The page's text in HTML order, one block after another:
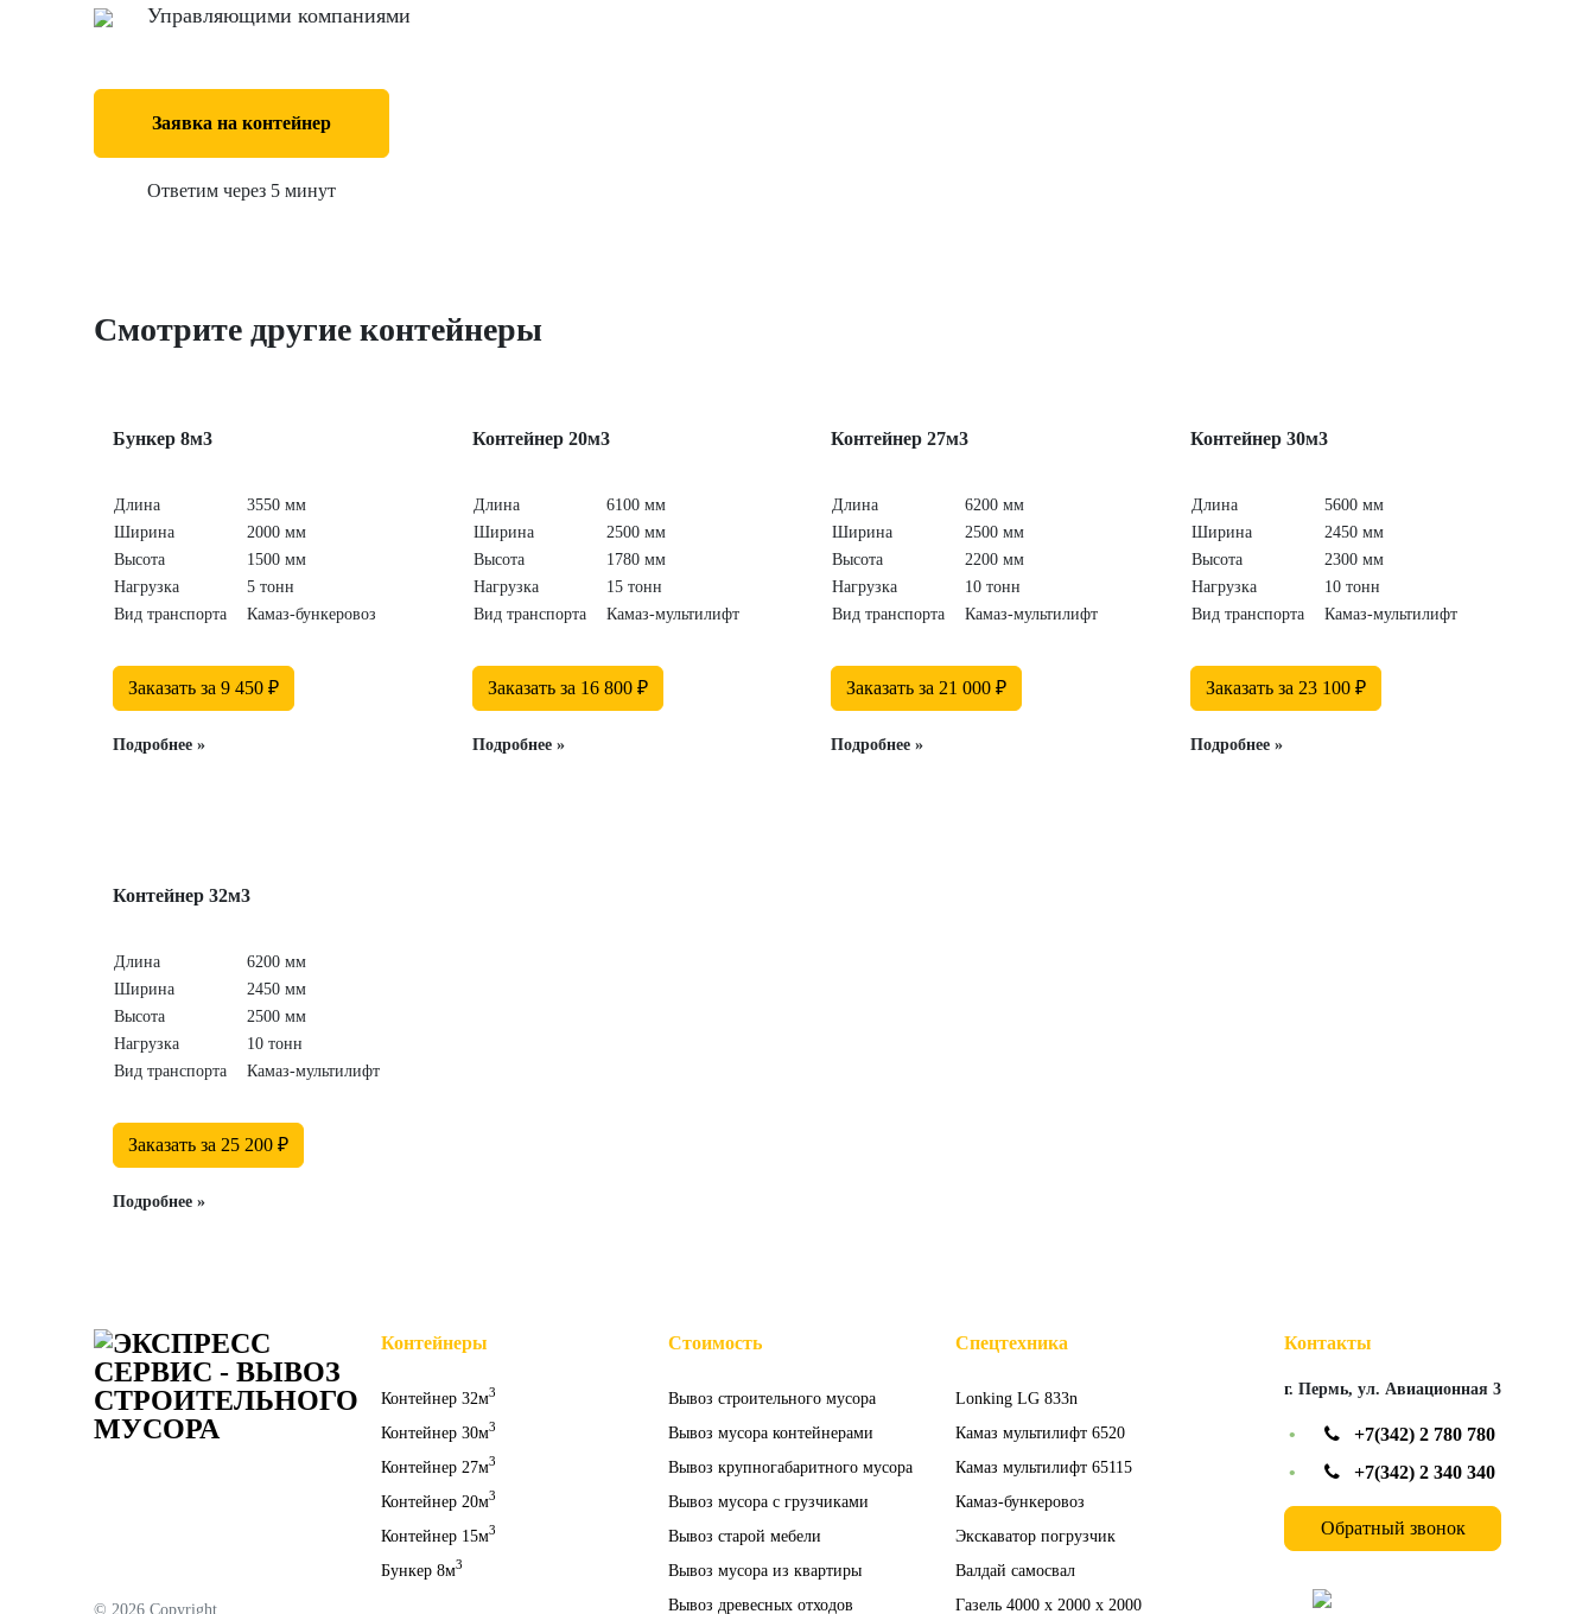
Управляющими компаниями
Заявка на контейнер
Ответим через 5 минут
Смотрите другие контейнеры
Бункер 8м3
Длина
3550 мм
Ширина
2000 мм
Высота
1500 мм
Нагрузка
5 тонн
Вид транспорта
Камаз-бункеровоз
Заказать за 9 450 ₽
Подробнее »
Контейнер 20м3
Длина
6100 мм
Ширина
2500 мм
Высота
1780 мм
Нагрузка
15 тонн
Вид транспорта
Камаз-мультилифт
Заказать за 16 800 ₽
Подробнее »
Контейнер 27м3
Длина
6200 мм
Ширина
2500 мм
Высота
2200 мм
Нагрузка
10 тонн
Вид транспорта
Камаз-мультилифт
Заказать за 21 000 ₽
Подробнее »
Контейнер 30м3
Длина
5600 мм
Ширина
2450 мм
Высота
2300 мм
Нагрузка
10 тонн
Вид транспорта
Камаз-мультилифт
Заказать за 23 100 ₽
Подробнее »
Контейнер 32м3
Длина
6200 мм
Ширина
2450 мм
Высота
2500 мм
Нагрузка
10 тонн
Вид транспорта
Камаз-мультилифт
Заказать за 25 200 ₽
Подробнее »
© 2026 Copyright
Контейнеры
Контейнер 32м3
Контейнер 30м3
Контейнер 27м3
Контейнер 20м3
Контейнер 15м3
Бункер 8м3
Стоимость
Вывоз строительного мусора
Вывоз мусора контейнерами
Вывоз крупногабаритного мусора
Вывоз мусора с грузчиками
Вывоз старой мебели
Вывоз мусора из квартиры
Вывоз древесных отходов
Спецтехника
Lonking LG 833n
Камаз мультилифт 6520
Камаз мультилифт 65115
Камаз-бункеровоз
Экскаватор погрузчик
Валдай самосвал
Газель 4000 x 2000 x 2000
Контакты
г. Пермь, ул. Авиационная 3
•
+7(342) 2 780 780
•
+7(342) 2 340 340
Обратный звонок